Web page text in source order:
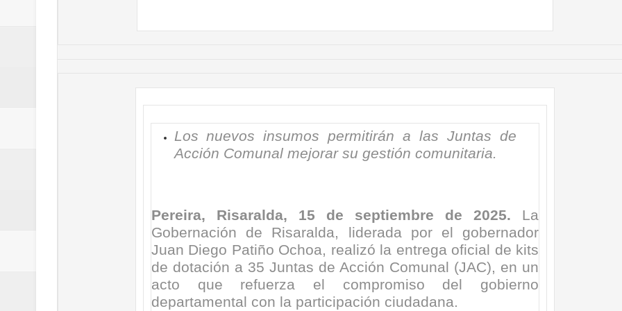
Regionetnoticias / Pereira avanza con resultados en salud mental, innovación y paz
Regionetnoticias / Estas son las millonarias inversiones del Gobierno Matiz en el municipio de
Regionetnoticias / Despliegue de seguridad sin precedentes: El Valle y la nación refuerzan
terrestre para la posesión presidencial
Regionetnoticias / Las ayudas técnicas aportaron dignidad a las personas con discapacidad de
Los nuevos insumos permitirán a las Juntas de
Acción Comunal mejorar su gestión comunitaria.
Pereira, Risaralda, 15 de septiembre de 2025. La
Gobernación de Risaralda, liderada por el gobernador
Juan Diego Patiño Ochoa, realizó la entrega oficial de kits
de dotación a 35 Juntas de Acción Comunal (JAC), en un
acto que refuerza el compromiso del gobierno
departamental con la participación ciudadana.